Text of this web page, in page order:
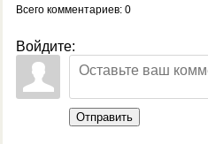
Всего комментариев: 0
Войдите:
Отправить